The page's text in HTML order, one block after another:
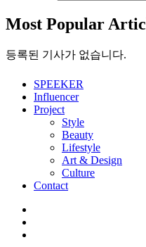
Most Popular
등록된 기사가 없습니다.
SPEEKER
Influencer
Project
Style
Beauty
Lifestyle
Art & Design
Culture
Contact